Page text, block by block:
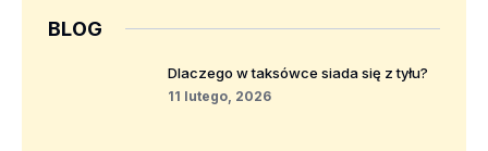
BLOG
Dlaczego w taksówce siada się z tyłu?
11 lutego, 2026